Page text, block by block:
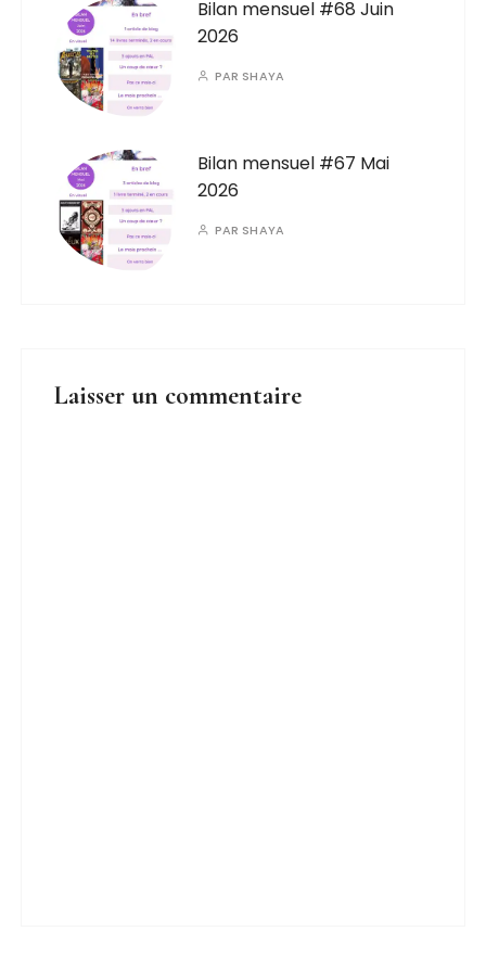
Bilan mensuel #68 Juin
2026
PAR SHAYA
Bilan mensuel #67 Mai
2026
PAR SHAYA
Laisser un commentaire